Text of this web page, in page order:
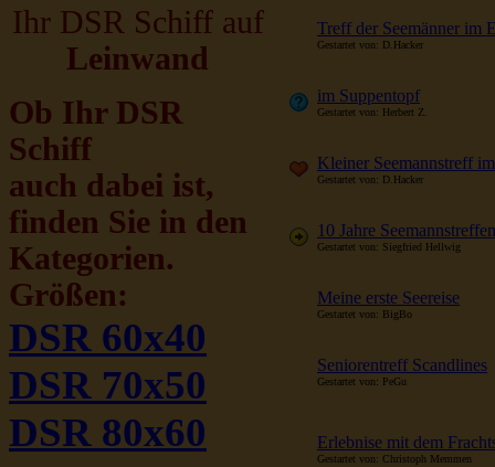
Ihr DSR Schiff auf
Leinwand
Ob Ihr DSR
Schiff
auch dabei ist,
finden Sie in den
Kategorien.
Größen:
DSR 60x40
DSR 70x50
DSR 80x60
Treff der Seemänner im
Gestartet von: D.Hacker
im Suppentopf
Gestartet von: Herbert Z.
Kleiner Seemannstreff
Gestartet von: D.Hacker
10 Jahre
Gestartet von: Siegfried Hellwig
Meine erste Seereise
Gestartet von: BigBo
Seniorentreff Scandlines
Gestartet von: PeGu
Erlebnise mit dem
Gestartet von: Christoph Memmen